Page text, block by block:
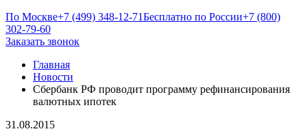
По Москве+7 (499) 348-12-71Бесплатно по России+7 (800)
302-79-60
Заказать звонок
Главная
Новости
Сбербанк РФ проводит программу рефинансирования
валютных ипотек
31.08.2015